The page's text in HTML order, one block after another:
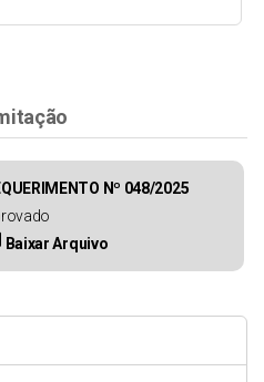
Nº 048/2025
Baixar Arquivo